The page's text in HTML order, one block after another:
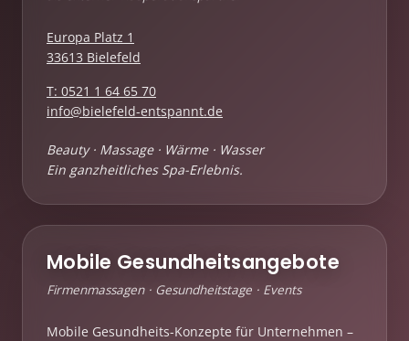
Europa Platz 1
33613 Bielefeld
T: 0521 1 64 65 70
info@bielefeld-entspannt.de
Beauty · Massage · Wärme · Wasser
Ein ganzheitliches Spa-Erlebnis.
Mobile Gesundheitsangebote
Firmenmassagen · Gesundheitstage · Events
Mobile Gesundheits-Konzepte für Unternehmen –